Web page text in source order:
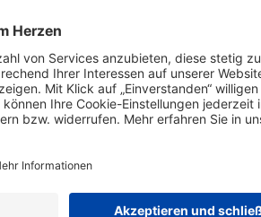
Dethleffs
Eriba
Tabbert